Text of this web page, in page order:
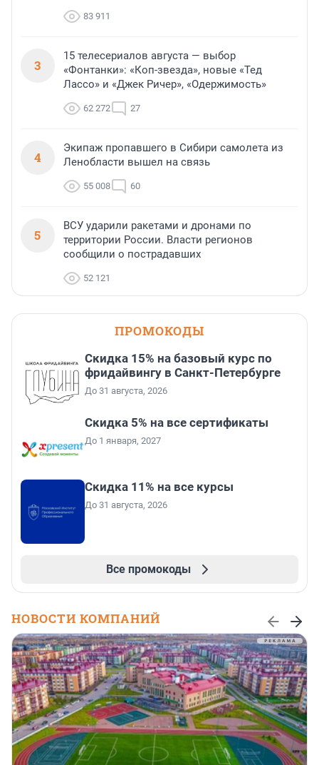
83 911
3
15 телесериалов августа — выбор
«Фонтанки»: «Коп-звезда», новые «Тед
Лассо» и «Джек Ричер», «Одержимость»
62 272 27
4
Экипаж пропавшего в Сибири самолета из
Ленобласти вышел на связь
55 008 60
5
ВСУ ударили ракетами и дронами по
территории России. Власти регионов
сообщили о пострадавших
52 121
ПРОМОКОДЫ
Скидка 15% на базовый курс по
фридайвингу в Санкт-Петербурге
До 31 августа, 2026
Скидка 5% на все сертификаты
До 1 января, 2027
Скидка 11% на все курсы
До 31 августа, 2026
Все промокоды
НОВОСТИ КОМПАНИЙ